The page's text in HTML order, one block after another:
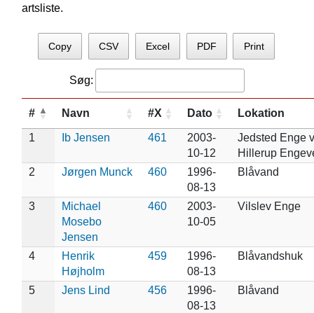
artsliste.
Copy CSV Excel PDF Print
Søg:
# Navn #X Dato Lokation
1 Ib Jensen 461
2003-
10-12
Jedsted Enge
Hillerup
2
Jørgen Munck 460
1996-
08-13
Blåvand
3
Michael
Mosebo
Jensen
460
2003-
10-05
Vilslev Enge
4
Henrik
Højholm
459
1996-
08-13
Blåvandshuk
5 Jens Lind 456
1996-
08-13
Blåvand